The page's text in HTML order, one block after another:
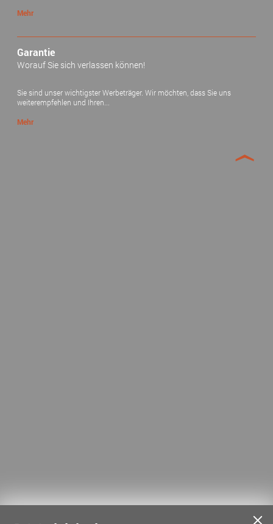
Mehr
Garantie
Worauf Sie sich verlassen können!
Sie sind unser wichtigster Werbeträger. Wir möchten, dass Sie uns
weiterempfehlen und Ihren...
Mehr